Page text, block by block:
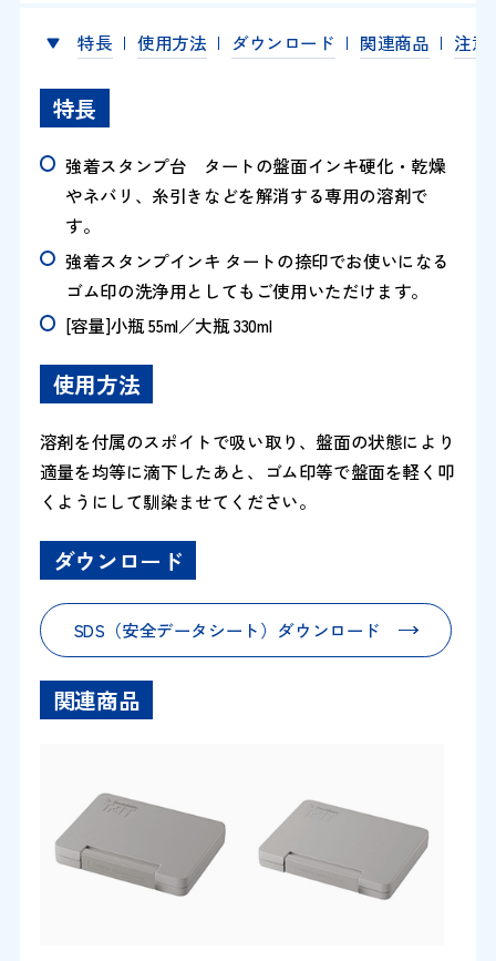
特長 使用方法 ダウンロード 関連商品 注意
特長
強着スタンプ台 タートの盤面インキ硬化・乾燥
やネバリ、糸引きなどを解消する専用の溶剤で
す。
強着スタンプインキ タートの捺印でお使いになる
ゴム印の洗浄用としてもご使用いただけます。
[容量]小瓶 55ml／大瓶 330ml
使用方法
溶剤を付属のスポイトで吸い取り、盤面の状態により
適量を均等に滴下したあと、ゴム印等で盤面を軽く叩
くようにして馴染ませてください。
ダウンロード
SDS（安全データシート）ダウンロード
関連商品